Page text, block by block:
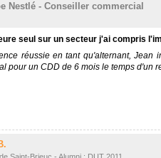
Nestlé - Conseiller commercial
seul sur un secteur j'ai compris
réussie en tant qu'alternant, Jean
pour un CDD de 6 mois le temps d'un